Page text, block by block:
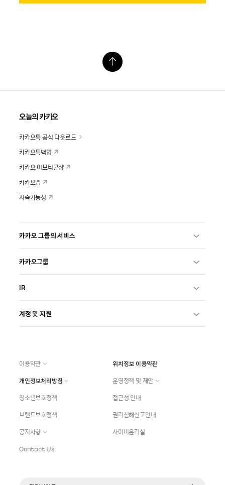
오늘의 카카오
카카오톡 공식 다운로드
카카오톡백업
카카오 이모티콘샵
카카오맵
지속가능성
카카오 그룹의 서비스
카카오그룹
IR
계정 및 지원
이용약관
위치정보 이용약관
개인정보처리방침
운영정책 및 제안
청소년보호정책
접근성 안내
브랜드보호정책
권리침해신고안내
공지사항
사이버윤리실
Contact Us